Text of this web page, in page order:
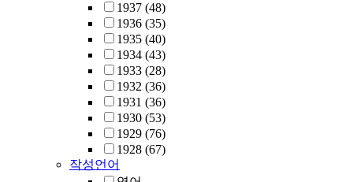
1937 (48)
1936 (35)
1935 (40)
1934 (43)
1933 (28)
1932 (36)
1931 (36)
1930 (53)
1929 (76)
1928 (67)
작성언어